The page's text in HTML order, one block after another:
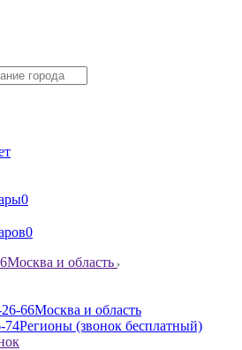
0
0
Москва и область
66Москва и область
74Регионы (звонок бесплатный)